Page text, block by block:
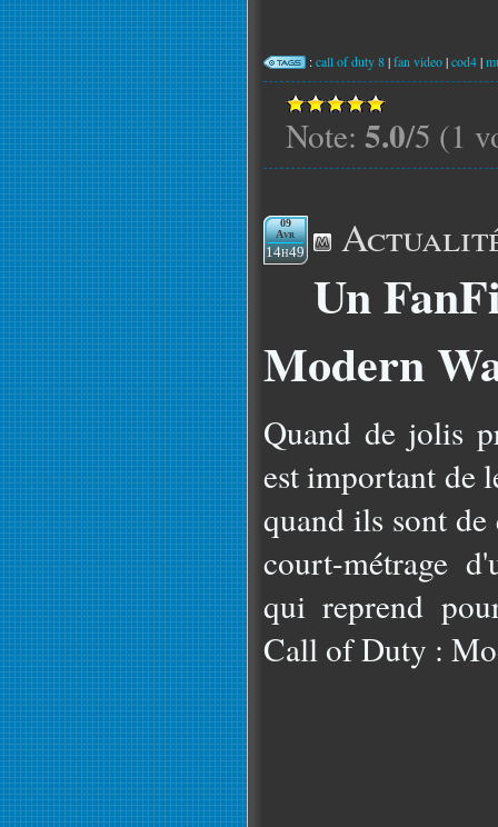
:call of duty 8|fan video|cod4|
Note: 5.0/5 (1
09
Avr
14h49
Un
Modern
Quand de jolis
est important de
quand ils sont
court-métrage
qui reprend
Call of Duty :